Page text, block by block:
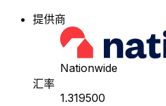
提供商
Nationwide
汇率
1.319500